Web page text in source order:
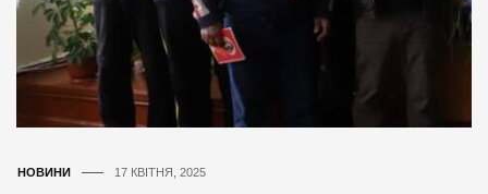
НОВИНИ 17 КВІТНЯ, 2025